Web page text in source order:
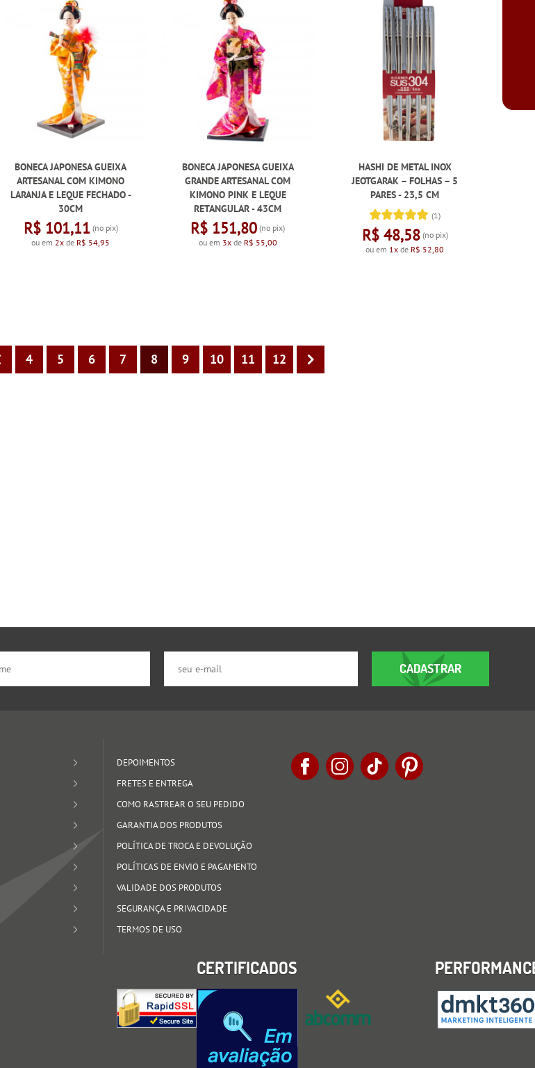
BONECA JAPONESA GUEIXA
ARTESANAL COM KIMONO
LARANJA E LEQUE FECHADO -
30CM
R$ 101,11 (no pix)
ou em2x de R$ 54,95
BONECA JAPONESA GUEIXA
GRANDE ARTESANAL COM
KIMONO PINK E LEQUE
RETANGULAR - 43CM
R$ 151,80 (no pix)
ou em 3xde R$ 55,00
HASHI DE METAL INOX
JEOTGARAK – FOLHAS – 5
PARES - 23,5 CM
(1)
R$ 48,58(no pix)
ou em 1x de R$ 52,80
4 5 6 7 8 9 10 11 12
CADASTRAR
DEPOIMENTOS
FRETES E ENTREGA
COMO RASTREAR O SEU PEDIDO
GARANTIA DOS PRODUTOS
POLÍTICA DE TROCA E DEVOLUÇÃO
POLÍTICAS DE ENVIO E PAGAMENTO
VALIDADE DOS PRODUTOS
SEGURANÇA E PRIVACIDADE
TERMOS DE USO
CERTIFICADOS